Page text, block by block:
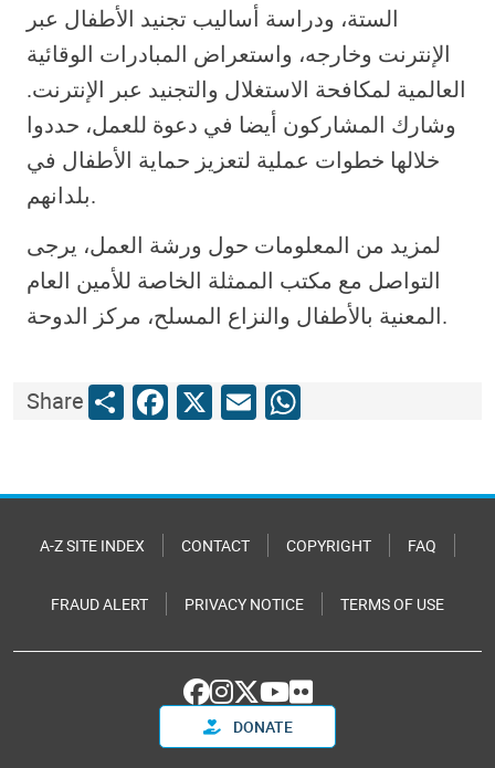
الستة، ودراسة أساليب تجنيد الأطفال عبر
الإنترنت وخارجه، واستعراض المبادرات الوقائية
العالمية لمكافحة الاستغلال والتجنيد عبر الإنترنت.
وشارك المشاركون أيضا في دعوة للعمل، حددوا
خلالها خطوات عملية لتعزيز حماية الأطفال في
بلدانهم.
لمزيد من المعلومات حول ورشة العمل، يرجى
التواصل مع مكتب الممثلة الخاصة للأمين العام
المعنية بالأطفال والنزاع المسلح، مركز الدوحة.
ShareShareFacebook
X EmailWhatsApp
A-Z SITE INDEX CONTACT COPYRIGHT FAQ
FRAUD ALERT PRIVACY NOTICE TERMS OF USE
DONATE